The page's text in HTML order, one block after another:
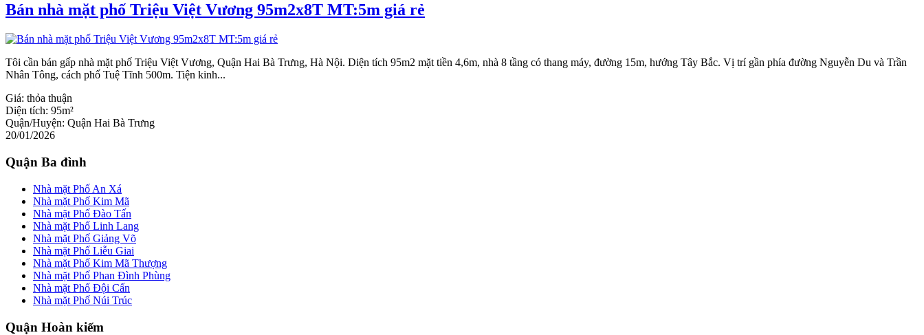
Bán nhà mặt phố Triệu Việt Vương 95m2x8T MT:5m giá rẻ
Tôi cần bán gấp nhà mặt phố Triệu Việt Vương, Quận Hai Bà Trưng, Hà Nội. Diện tích 95m2 mặt tiền 4,6m, nhà 8 tầng có thang máy, đường 15m, hướng Tây Bắc. Vị trí gần phía đường Nguyễn Du và Trần
Nhân Tông, cách phố Tuệ Tĩnh 500m. Tiện kinh...
Giá: thỏa thuận
Diện tích: 95m²
Quận/Huyện: Quận Hai Bà Trưng
20/01/2026
Quận Ba đình
Nhà mặt Phố An Xá
Nhà mặt Phố Kim Mã
Nhà mặt Phố Đào Tấn
Nhà mặt Phố Linh Lang
Nhà mặt Phố Giảng Võ
Nhà mặt Phố Liễu Giai
Nhà mặt Phố Kim Mã Thượng
Nhà mặt Phố Phan Đình Phùng
Nhà mặt Phố Đội Cấn
Nhà mặt Phố Núi Trúc
Quận Hoàn kiếm